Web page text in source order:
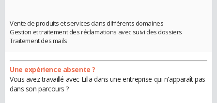
Vente de produits et services dans différents domaines
Gestion et traitement des réclamations avec suivi des dossiers
Traitement des mails
Une expérience absente ?
Vous avez travaillé avec Lilla dans une entreprise qui n'apparaît pas
dans son parcours ?